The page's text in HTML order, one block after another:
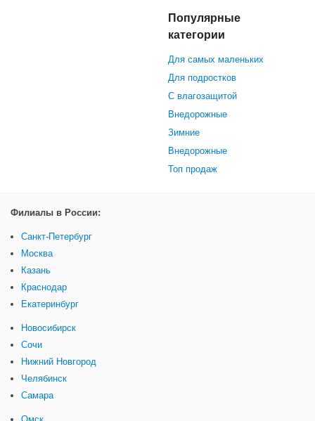
Популярные
категории
Для самых маленьких
Для подростков
С влагозащитой
Внедорожные
Зимние
Внедорожные
Топ продаж
Филиалы в России:
Санкт-Петербург
Москва
Казань
Краснодар
Екатеринбург
Новосибирск
Сочи
Нижний Новгород
Челябинск
Самара